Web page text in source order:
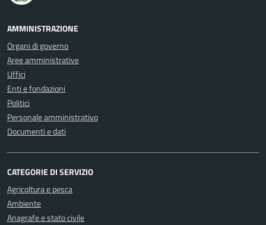
AMMINISTRAZIONE
Organi di governo
Aree amministrative
Uffici
Enti e fondazioni
Politici
Personale amministrativo
Documenti e dati
CATEGORIE DI SERVIZIO
Agricoltura e pesca
Ambiente
Anagrafe e stato civile